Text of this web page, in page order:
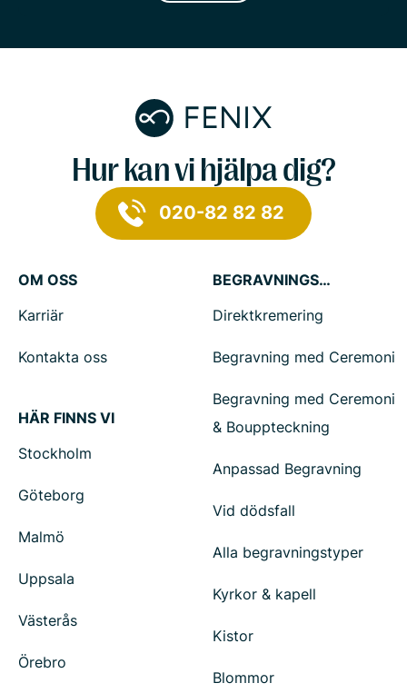
Hur kan vi hjälpa dig?
020-82 82 82
OM OSS
Karriär
Kontakta oss
HÄR FINNS VI
Stockholm
Göteborg
Malmö
Uppsala
Västerås
Örebro
BEGRAVNINGSTJÄNSTER
Direktkremering
Begravning med Ceremoni
Begravning med Ceremoni
& Bouppteckning
Anpassad Begravning
Vid dödsfall
Alla begravningstyper
Kyrkor & kapell
Kistor
Blommor